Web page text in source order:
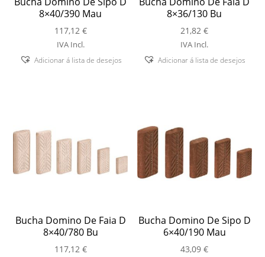
8×40/390 Mau
117,12 €
IVA Incl.
Adicionar á lista de desejos
8×36/130 Bu
21,82€
IVA Incl.
Adicionar á lista de desejos
Bucha Domino De Faia D
8×40/780 Bu
117,12 €
Bucha Domino De Sipo D
6×40/190 Mau
43,09€